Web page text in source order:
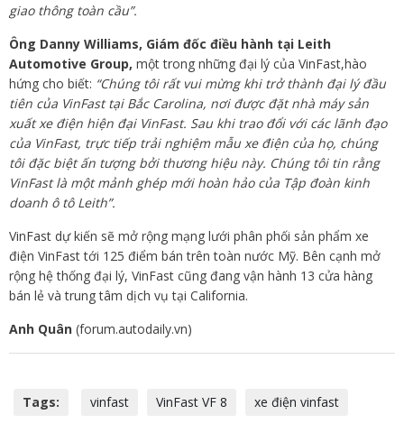
giao thông toàn cầu”.
Ông Danny Williams, Giám đốc điều hành tại Leith
Automotive Group, một trong những đại lý của VinFast,hào
hứng cho biết: “Chúng tôi rất vui mừng khi trở thành đại lý đầu
tiên của VinFast tại Bắc Carolina, nơi được đặt nhà máy sản
xuất xe điện hiện đại VinFast. Sau khi trao đổi với các lãnh đạo
của VinFast, trực tiếp trải nghiệm mẫu xe điện của họ, chúng
tôi đặc biệt ấn tượng bởi thương hiệu này. Chúng tôi tin rằng
VinFast là một mảnh ghép mới hoàn hảo của Tập đoàn kinh
doanh ô tô Leith”.
VinFast dự kiến sẽ mở rộng mạng lưới phân phối sản phẩm xe
điện VinFast tới 125 điểm bán trên toàn nước Mỹ. Bên cạnh mở
rộng hệ thống đại lý, VinFast cũng đang vận hành 13 cửa hàng
bán lẻ và trung tâm dịch vụ tại California.
Anh Quân (forum.autodaily.vn)
Tags: vinfast VinFast VF 8 xe điện vinfast